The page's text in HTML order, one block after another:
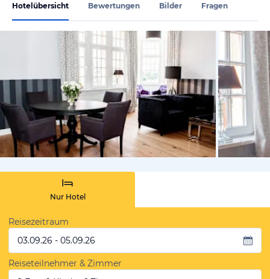
Hotelübersicht Bewertungen Bilder Fragen
von
Nur Hotel
Reisezeitraum
03.09.26 - 05.09.26
Reiseteilnehmer & Zimmer